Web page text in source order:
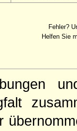
Fehler?
Helfen Sie